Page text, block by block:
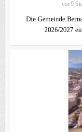
vor 9
Die Gemeinde
2026/2027